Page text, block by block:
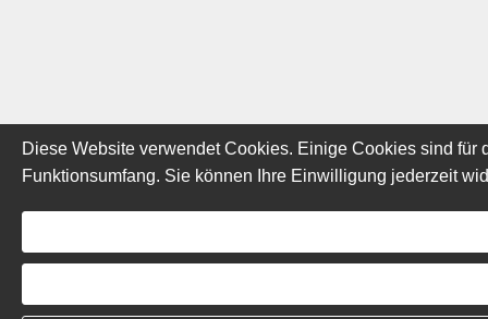
Diese Website verwendet Cookies. Einige Cookies sind
Funktionsumfang. Sie können Ihre Einwilligung jederzeit